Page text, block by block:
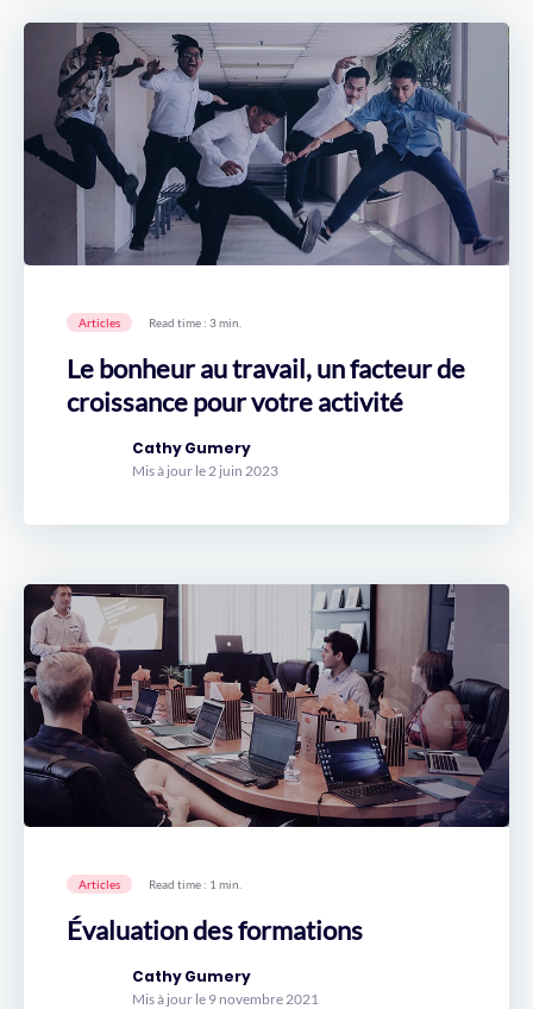
Articles Read time : 3 min.
Le bonheur au travail, un facteur de
croissance pour votre activité
Cathy Gumery
Mis à jour le 2 juin 2023
Articles Read time : 1 min.
Évaluation des formations
Cathy Gumery
Mis à jour le 9 novembre 2021